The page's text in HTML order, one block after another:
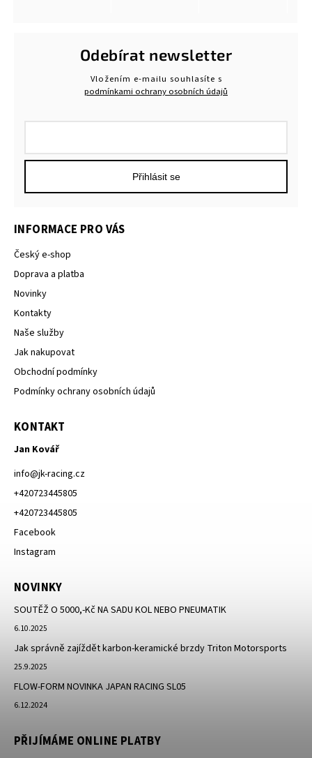
INFORMACE PRO VÁS
Český e-shop
Doprava a platba
Novinky
Kontakty
Naše služby
Jak nakupovat
Obchodní podmínky
Podmínky ochrany osobních údajů
KONTAKT
Jan Kovář
info@jk-racing.cz
+420723445805
+420723445805
Facebook
Instagram
NOVINKY
SOUTĚŽ O 5000,-Kč NA SADU KOL NEBO PNEUMATIK
6.10.2025
Jak správně zajíždět karbon-keramické brzdy Triton Motorsports
25.9.2025
FLOW-FORM NOVINKA JAPAN RACING SL05
6.12.2024
PŘIJÍMÁME ONLINE PLATBY
Odebírat newsletter
Vložením e-mailu souhlasíte s
podmínkami ochrany osobních údajů
Přihlásit se